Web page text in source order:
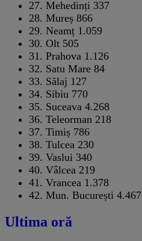
27. Mehedinți 337
28. Mureș 866
29. Neamț 1.059
30. Olt 505
31. Prahova 1.126
32. Satu Mare 84
33. Sălaj 127
34. Sibiu 770
35. Suceava 4.268
36. Teleorman 218
37. Timiș 786
38. Tulcea 230
39. Vaslui 340
40. Vâlcea 219
41. Vrancea 1.378
42. Mun. București 4.467
Ultima oră